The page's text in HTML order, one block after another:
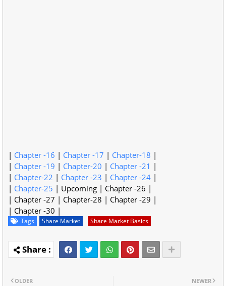
| Chapter -16 | Chapter -17 | Chapter-18 |
| Chapter -19 | Chapter-20 | Chapter -21 |
| Chapter-22 | Chapter -23 | Chapter -24 |
| Chapter-25 | Upcoming | Chapter -26 |
| Chapter -27 | Chapter-28 | Chapter -29 |
| Chapter -30 |
Tags Share Market Share Market Basics
NEWER
OLDER